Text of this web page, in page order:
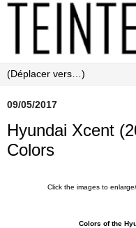
09/05/2017
Hyundai Xcent
Colors
Click the images to enlarge/
Colors of the